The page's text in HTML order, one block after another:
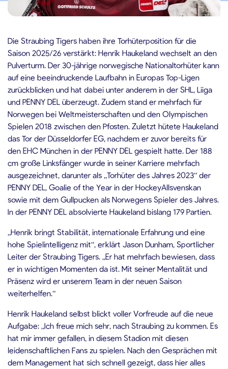
Die Straubing Tigers haben ihre Torhüterposition für die
Saison 2025/26 verstärkt: Henrik Haukeland wechselt an den
Pulverturm. Der 30-jährige norwegische Nationaltorhüter kann
auf eine beeindruckende Laufbahn in Europas Top-Ligen
zurückblicken und hat dabei unter anderem in der SHL, Liiga
und PENNY DEL überzeugt. Zudem stand er mehrfach für
Norwegen bei Weltmeisterschaften und den Olympischen
Spielen 2018 zwischen den Pfosten. Zuletzt hütete Haukeland
das Tor der Düsseldorfer EG, nachdem er zuvor bereits für
den EHC München in der PENNY DEL gespielt hatte. Der 188
cm große Linksfänger wurde in seiner Karriere mehrfach
ausgezeichnet, darunter als „Torhüter des Jahres 2023“ der
PENNY DEL, Goalie of the Year in der HockeyAllsvenskan
sowie mit dem Gullpucken als Norwegens Spieler des Jahres.
In der PENNY DEL absolvierte Haukeland bislang 179 Partien.
„Henrik bringt Stabilität, internationale Erfahrung und eine
hohe Spielintelligenz mit“, erklärt Jason Dunham, Sportlicher
Leiter der Straubing Tigers. „Er hat mehrfach bewiesen, dass
er in wichtigen Momenten da ist. Mit seiner Mentalität und
Präsenz wird er unserem Team in der neuen Saison
weiterhelfen.“
Henrik Haukeland selbst blickt voller Vorfreude auf die neue
Aufgabe: „Ich freue mich sehr, nach Straubing zu kommen. Es
hat mir immer gefallen, in diesem Stadion mit diesen
leidenschaftlichen Fans zu spielen. Nach den Gesprächen mit
dem Management hat sich schnell gezeigt, dass hier alles